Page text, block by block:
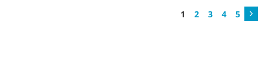
1 2 3 4 5